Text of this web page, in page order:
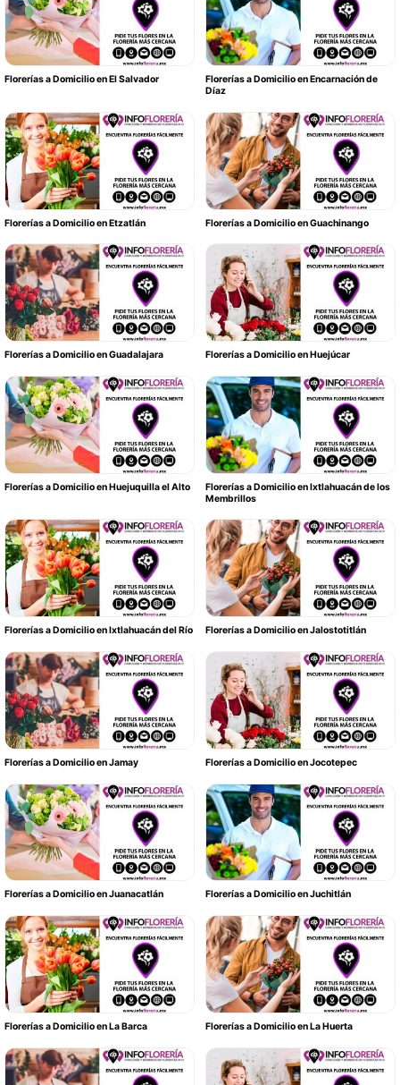
Florerías a Domicilio en El Salvador
Florerías a Domicilio en Encarnación de
Díaz
Florerías a Domicilio en Etzatlán Florerías a Domicilio en Guachinango
Florerías a Domicilio en Guadalajara Florerías a Domicilio en Huejúcar
Florerías a Domicilio en Huejuquilla el Alto
Florerías a Domicilio en Ixtlahuacán de los
Membrillos
Florerías a Domicilio en Ixtlahuacán del Río Florerías a Domicilio en Jalostotitlán
Florerías a Domicilio en Jamay Florerías a Domicilio en Jocotepec
Florerías a Domicilio en Juanacatlán Florerías a Domicilio en Juchitlán
Florerías a Domicilio en La Barca Florerías a Domicilio en La Huerta